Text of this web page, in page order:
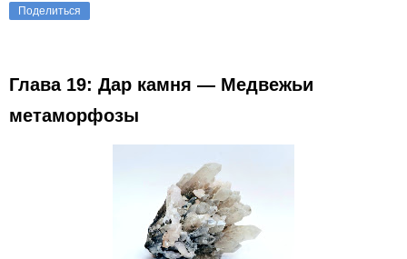
Поделиться
Глава 19: Дар камня — Медвежьи
метаморфозы